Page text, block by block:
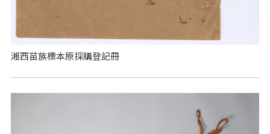
湘西苗族標本原採購登記冊